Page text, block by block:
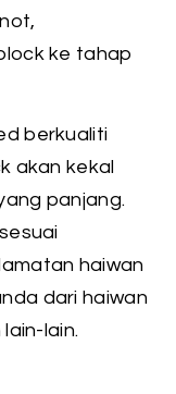
ke tahap
berkualiti
akan kekal
panjang.
haiwan
dari haiwan
lain.